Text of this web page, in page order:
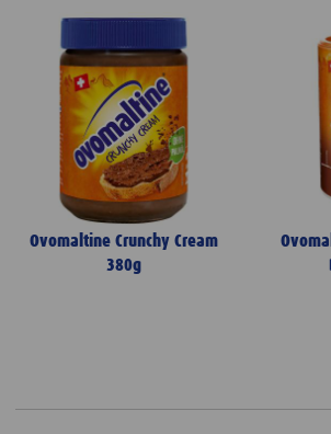
Ovomaltine Crunchy Cream
380g